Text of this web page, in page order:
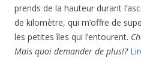
prends de la hauteur durant
de kilomètre, qui m’offre de
les petites îles qui l’entourent.
Mais quoi demander de plus!?